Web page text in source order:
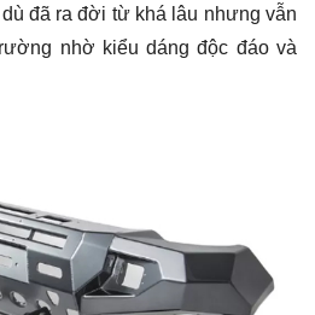
đã ra đời từ khá lâu nhưng vẫn
nhờ kiểu dáng độc đáo và